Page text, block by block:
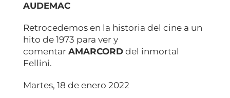
AUDEMAC
Retrocedemos en la historia del cine a un
hito de 1973 para ver y
comentar AMARCORDdel inmortal
Fellini.
Martes, 18 de enero 2022